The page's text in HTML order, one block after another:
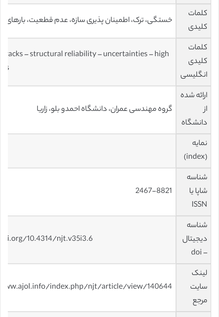
کلمات
کلیدی
خستگی، ترک، اطمینان‌ پذیری سازه، عدم قطعیت، بارهای
کلمات
کلیدی
انگلیسی
cracks – structural reliability – uncertainties – high
ارائه شده
از
دانشگاه
گروه مهندسی عمران، دانشگاه احمدو بلو، زاریا
نمایه
(index)
شناسه
شاپا یا
ISSN
2467-8821
شناسه
دیجیتال
– doi
10.4314/njt.v35i3.6
لینک
سایت
مرجع
index.php/njt/article/view/140644